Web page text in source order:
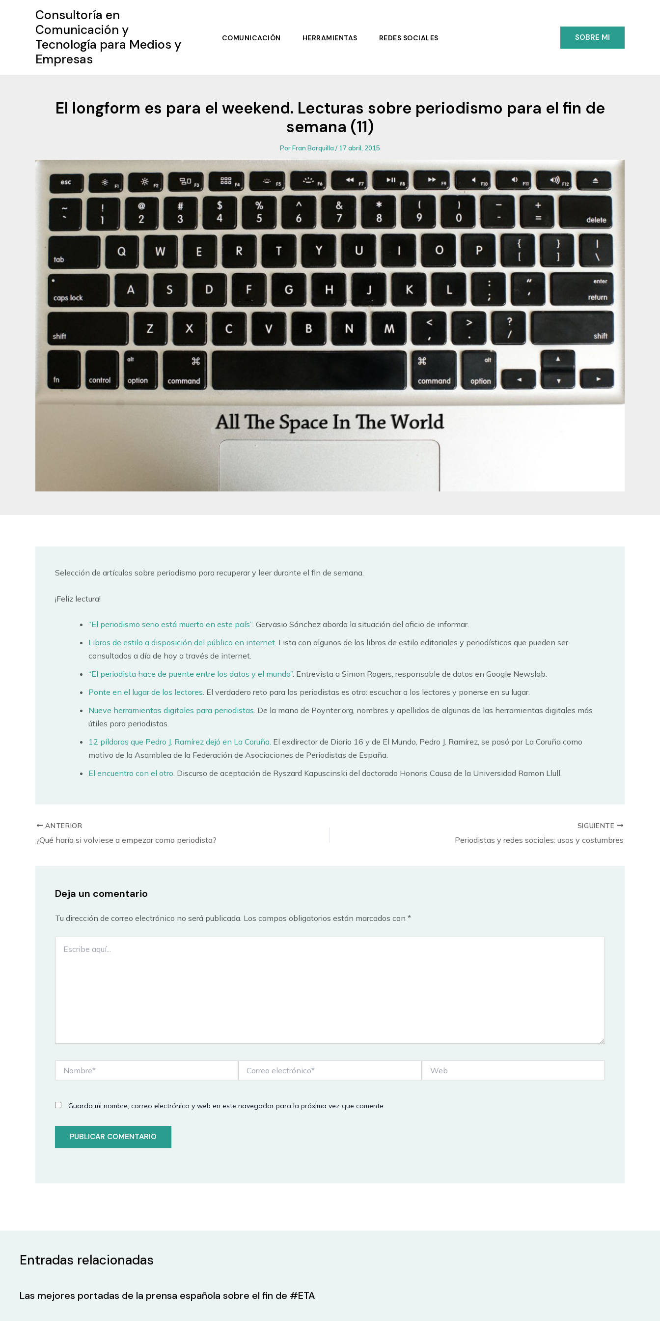
Consultoría en
Comunicación y
Tecnología para Medios y
Empresas
COMUNICACIÓN HERRAMIENTAS REDES SOCIALES SOBRE MI
El longform es para el weekend. Lecturas sobre periodismo para el fin de
semana (11)
PorFran Barquilla/ 17 abril, 2015
Selección de artículos sobre periodismo para recuperar y leer durante el fin de semana.
¡Feliz lectura!
“El periodismo serio está muerto en este país”. Gervasio Sánchez aborda la situación del oficio de informar.
Libros de estilo a disposición del público en internet. Lista con algunos de los libros de estilo editoriales y periodísticos que pueden ser
consultados a día de hoy a través de internet.
“El periodista hace de puente entre los datos y el mundo”. Entrevista a Simon Rogers, responsable de datos en Google Newslab.
Ponte en el lugar de los lectores. El verdadero reto para los periodistas es otro: escuchar a los lectores y ponerse en su lugar.
Nueve herramientas digitales para periodistas. De la mano de Poynter.org, nombres y apellidos de algunas de las herramientas digitales más
útiles para periodistas.
12 píldoras que Pedro J. Ramírez dejó en La Coruña. El exdirector de Diario 16 y de El Mundo, Pedro J. Ramírez, se pasó por La Coruña como
motivo de la Asamblea de la Federación de Asociaciones de Periodistas de España.
El encuentro con el otro. Discurso de aceptación de Ryszard Kapuscinski del doctorado Honoris Causa de la Universidad Ramon Llull.
ANTERIOR
¿Qué haría si volviese a empezar como periodista?
SIGUIENTE
Periodistas y redes sociales: usos y costumbres
Deja un comentario
Tu dirección de correo electrónico no será publicada. Los campos obligatorios están marcados con *
aquí...
electrónico*
Guarda mi nombre, correo electrónico y web en este navegador para la próxima vez que comente.
Entradas relacionadas
Las mejores portadas de la prensa española sobre el fin de #ETA